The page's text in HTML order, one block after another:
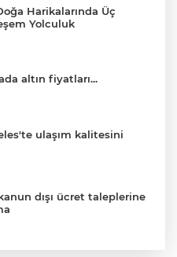
Harikalarında Üç
Yolculuk
altın fiyatları...
ulaşım kalitesini
dışı ücret taleplerine